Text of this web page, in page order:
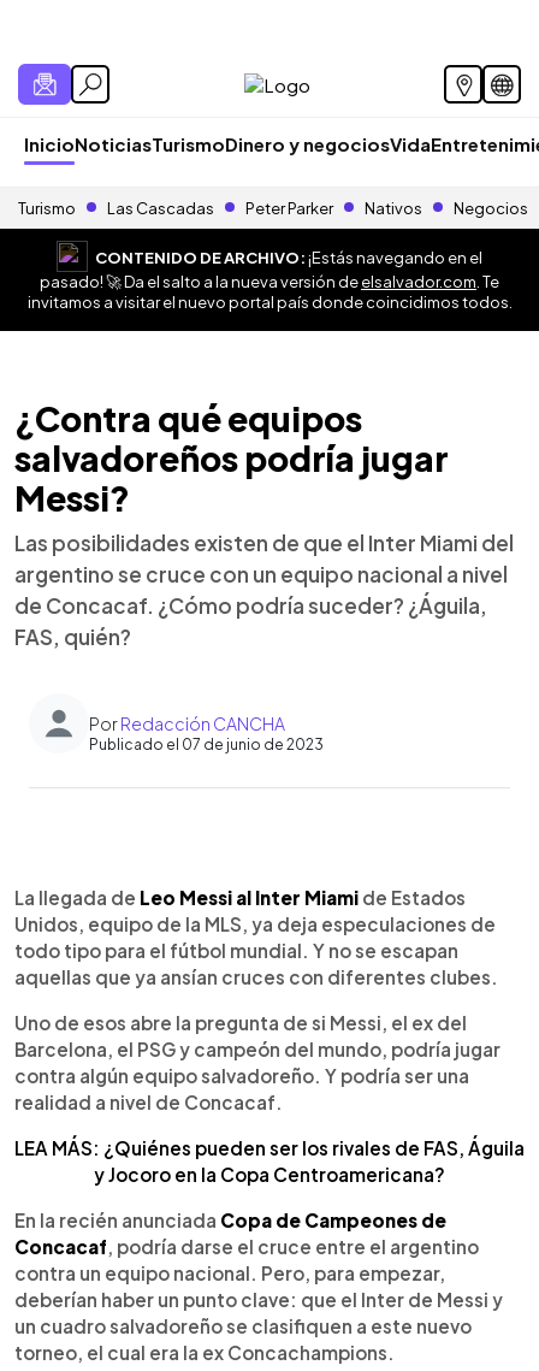
InicioNoticiasTurismoDinero y negociosVida
Turismo Las Cascadas Peter Parker Nativos Negocios
CONTENIDO DE ARCHIVO:¡Estás navegando en el
pasado! 🚀 Da el salto a la nueva versión deelsalvador.com . Te
invitamos a visitar el nuevo portal país donde coincidimos todos.
¿Contra qué equipos
salvadoreños podría jugar
Messi?
Las posibilidades existen de que el Inter Miami del
argentino se cruce con un equipo nacional a nivel
de Concacaf. ¿Cómo podría suceder? ¿Águila,
FAS, quién?
PorRedacción CANCHA
Publicado el 07 de junio de 2023
Escuchar artículo
La llegada de Leo Messi al Inter Miami de Estados
Unidos, equipo de la MLS, ya deja especulaciones de
todo tipo para el fútbol mundial. Y no se escapan
aquellas que ya ansían cruces con diferentes clubes.
Uno de esos abre la pregunta de si Messi, el ex del
Barcelona, el PSG y campeón del mundo, podría jugar
contra algún equipo salvadoreño. Y podría ser una
realidad a nivel de Concacaf.
LEA MÁS: ¿Quiénes pueden ser los rivales de FAS, Águila
y Jocoro en la Copa Centroamericana?
En la recién anunciada Copa de Campeones de
Concacaf, podría darse el cruce entre el argentino
contra un equipo nacional. Pero, para empezar,
deberían haber un punto clave: que el Inter de Messi y
un cuadro salvadoreño se clasifiquen a este nuevo
torneo, el cual era la ex Concachampions.